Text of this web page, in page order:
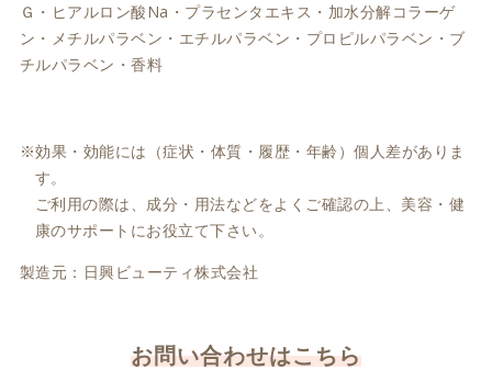
Ｇ・ヒアルロン酸Na・プラセンタエキス・加水分解コラーゲ
ン・メチルパラベン・エチルパラベン・プロピルパラベン・ブ
チルパラベン・香料
効果・効能には（症状・体質・履歴・年齢）個人差がありま
す。
ご利用の際は、成分・用法などをよくご確認の上、美容・健
康のサポートにお役立て下さい。
製造元：日興ビューティ株式会社
お問い合わせはこちら